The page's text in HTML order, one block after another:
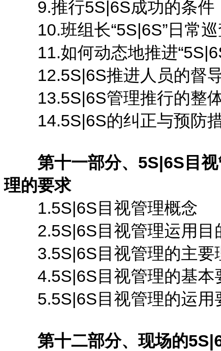
9.推行5S|6S成功的条件
10.班组长“5S|6S”日常巡
11.如何动态地推进
12.5S|6S推进人员的督
13.5S|6S管理推行的整
14.5S|6S的纠正与预防
第十一部分、5S|6S目
理的要求
1.5S|6S目视管理概念
2.5S|6S目视管理运用目
3.5S|6S目视管理的主要
4.5S|6S目视管理的基本
5.5S|6S目视管理的运用
第十二部分、现场的